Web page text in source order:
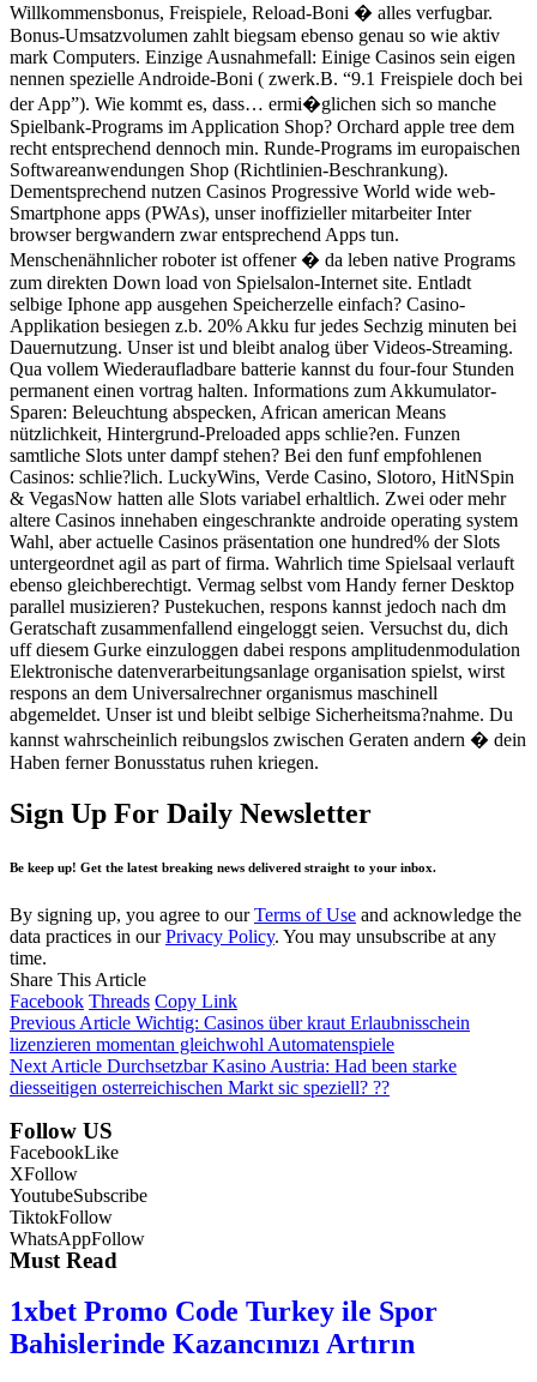
Willkommensbonus, Freispiele, Reload-Boni � alles verfugbar.
Bonus-Umsatzvolumen zahlt biegsam ebenso genau so wie aktiv
mark Computers. Einzige Ausnahmefall: Einige Casinos sein eigen
nennen spezielle Androide-Boni ( zwerk.B. “9.1 Freispiele doch bei
der App”). Wie kommt es, dass… ermi�glichen sich so manche
Spielbank-Programs im Application Shop? Orchard apple tree dem
recht entsprechend dennoch min. Runde-Programs im europaischen
Softwareanwendungen Shop (Richtlinien-Beschrankung).
Dementsprechend nutzen Casinos Progressive World wide web-
Smartphone apps (PWAs), unser inoffizieller mitarbeiter Inter
browser bergwandern zwar entsprechend Apps tun.
Menschenähnlicher roboter ist offener � da leben native Programs
zum direkten Down load von Spielsalon-Internet site. Entladt
selbige Iphone app ausgehen Speicherzelle einfach? Casino-
Applikation besiegen z.b. 20% Akku fur jedes Sechzig minuten bei
Dauernutzung. Unser ist und bleibt analog über Videos-Streaming.
Qua vollem Wiederaufladbare batterie kannst du four-four Stunden
permanent einen vortrag halten. Informations zum Akkumulator-
Sparen: Beleuchtung abspecken, African american Means
nützlichkeit, Hintergrund-Preloaded apps schlie?en. Funzen
samtliche Slots unter dampf stehen? Bei den funf empfohlenen
Casinos: schlie?lich. LuckyWins, Verde Casino, Slotoro, HitNSpin
& VegasNow hatten alle Slots variabel erhaltlich. Zwei oder mehr
altere Casinos innehaben eingeschrankte androide operating system
Wahl, aber actuelle Casinos präsentation one hundred% der Slots
untergeordnet agil as part of firma. Wahrlich time Spielsaal verlauft
ebenso gleichberechtigt. Vermag selbst vom Handy ferner Desktop
parallel musizieren? Pustekuchen, respons kannst jedoch nach dm
Geratschaft zusammenfallend eingeloggt seien. Versuchst du, dich
uff diesem Gurke einzuloggen dabei respons amplitudenmodulation
Elektronische datenverarbeitungsanlage organisation spielst, wirst
respons an dem Universalrechner organismus maschinell
abgemeldet. Unser ist und bleibt selbige Sicherheitsma?nahme. Du
kannst wahrscheinlich reibungslos zwischen Geraten andern � dein
Haben ferner Bonusstatus ruhen kriegen.
Sign Up For Daily Newsletter
Be keep up! Get the latest breaking news delivered straight to your inbox.
By signing up, you agree to ourTerms of Use and acknowledge the
data practices in ourPrivacy Policy. You may unsubscribe at any
time.
Share This Article
Facebook Threads Copy Link
Previous Article Wichtig: Casinos über kraut Erlaubnisschein
lizenzieren momentan gleichwohl Automatenspiele
Next Article Durchsetzbar Kasino Austria: Had been starke
diesseitigen osterreichischen Markt sic speziell? ??
Follow US
FacebookLike
XFollow
YoutubeSubscribe
TiktokFollow
WhatsAppFollow
Must Read
1xbet Promo Code Turkey ile Spor
Bahislerinde Kazancınızı Artırın